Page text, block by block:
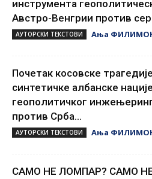
инструмента
Австро-Венгрии против
АУТОРСКИ ТЕКСТОВИ Ања
Почетак косовске
синтетичке албанске
геополитичког
против Срба...
АУТОРСКИ ТЕКСТОВИ Ања
САМО НЕ ЛОМПАР? САМО